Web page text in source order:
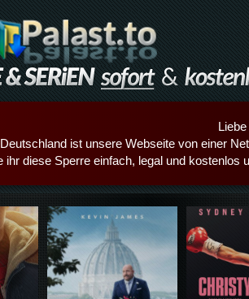
ist unsere Webseite von einer
ihr diese Sperre einfach, legal und kostenlos
Details,Play